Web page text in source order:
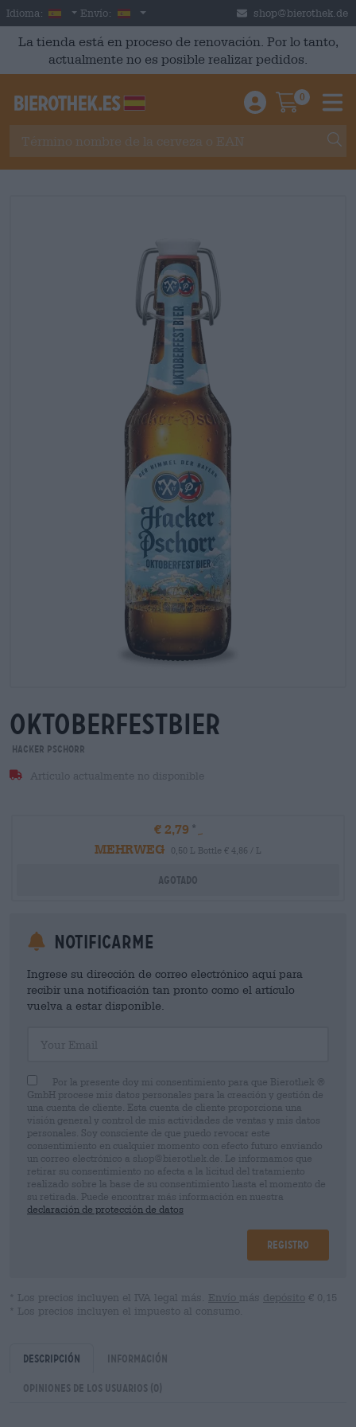
Skip to main content
Idioma: Spanish
Envío: España shop@bierothek.de
La tienda está en proceso de renovación. Por lo tanto,
actualmente no es posible realizar pedidos.
Einloggen /
0
oktoberfestbier
Hacker Pschorr
Artículo actualmente no disponible
€ 2,79
MEHRWEG
0,50 L Bottle € 4,86 / L
Agotado
Notificarme
Ingrese su dirección de correo electrónico aquí para
recibir una notificación tan pronto como el artículo
vuelva a estar disponible.
Por la presente doy mi consentimiento para que Bierothek ®
GmbH procese mis datos personales para la creación y gestión de
una cuenta de cliente. Esta cuenta de cliente proporciona una
visión general y control de mis actividades de ventas y mis datos
personales. Soy consciente de que puedo revocar este
consentimiento en cualquier momento con efecto futuro enviando
un correo electrónico a shop@bierothek.de. Le informamos que
retirar su consentimiento no afecta a la licitud del tratamiento
realizado sobre la base de su consentimiento hasta el momento de
su retirada. Puede encontrar más información en nuestra
declaración de protección de datos
Registro
* Los precios incluyen el IVA legal más. Envío más depósito € 0,15
* Los precios incluyen el impuesto al consumo.
Descripción Información
Opiniones de los usuarios (0)